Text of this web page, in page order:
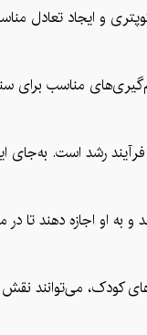
و ایجاد تعادل
مناسب
فرآیند رشد است.
و به او اجازه دهند
کودک، می‌توانند